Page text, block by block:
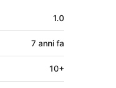
1.0
7 anni fa
10+